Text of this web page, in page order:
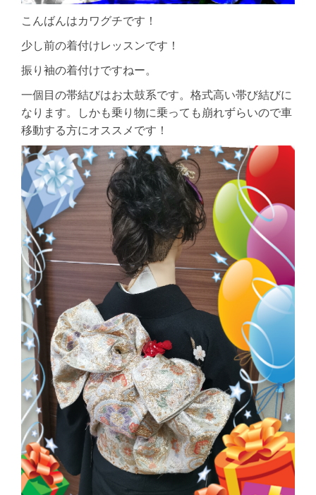
こんばんはカワグチです！
少し前の着付けレッスンです！
振り袖の着付けですねー。
一個目の帯結びはお太鼓系です。格式高い帯び結びに
なります。しかも乗り物に乗っても崩れずらいので車
移動する方にオススメです！